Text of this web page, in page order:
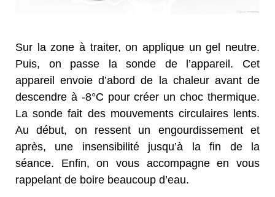
Sur la zone à traiter, on applique un gel neutre.
Puis, on passe la sonde de l’appareil. Cet
appareil envoie d’abord de la chaleur avant de
descendre à -8°C pour créer un choc thermique.
La sonde fait des mouvements circulaires lents.
Au début, on ressent un engourdissement et
après, une insensibilité jusqu’à la fin de la
séance. Enfin, on vous accompagne en vous
rappelant de boire beaucoup d’eau.